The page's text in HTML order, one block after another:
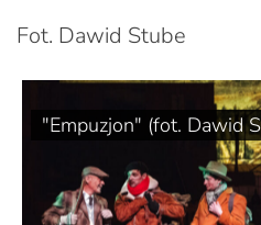
Fot. Dawid Stube
"Empuzjon" (fot. Dawid